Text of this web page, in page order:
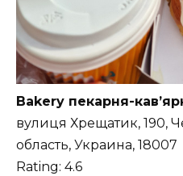
Bakery пекарня-
вулиця Хрещатик, 190,
область, Украина, 18007
Rating: 4.6